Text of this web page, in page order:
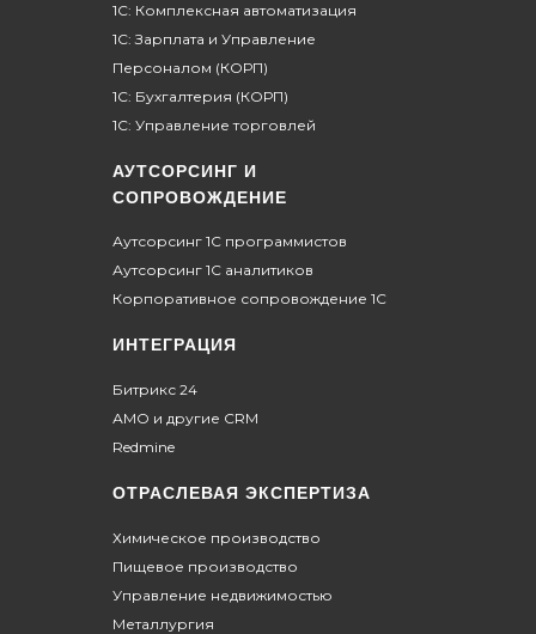
1С: Комплексная автоматизация
1C: Зарплата и Управление
Персоналом (КОРП)
1С: Бухгалтерия (КОРП)
1С: Управление торговлей
АУТСОРСИНГ И
СОПРОВОЖДЕНИЕ
Аутсорсинг 1С программистов
Аутсорсинг 1С аналитиков
Корпоративное сопровождение 1С
ИНТЕГРАЦИЯ
Битрикс 24
АМО и другие CRM
Redmine
ОТРАСЛЕВАЯ ЭКСПЕРТИЗА
Химическое производство
Пищевое производство
Управление недвижимостью
Металлургия